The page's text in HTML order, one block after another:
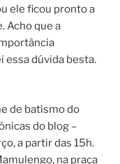
ele ficou pronto a
Acho que a
essa dúvida besta.
de batismo do
do blog –
a partir das 15h.
na praça